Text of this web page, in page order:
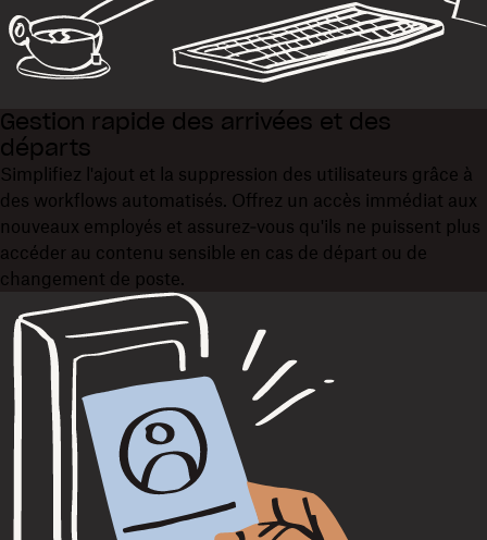
Gestion rapide des arrivées et des
départs
Simplifiez l'ajout et la suppression des utilisateurs grâce à
des workflows automatisés. Offrez un accès immédiat aux
nouveaux employés et assurez‑vous qu'ils ne puissent plus
accéder au contenu sensible en cas de départ ou de
changement de poste.